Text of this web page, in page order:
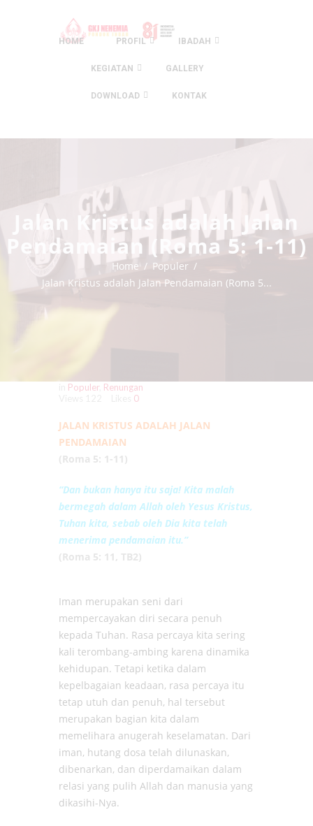
HOME PROFIL IBADAH
KEGIATAN GALLERY
DOWNLOAD KONTAK
Jalan Kristus adalah Jalan
Pendamaian (Roma 5: 1-11)
Home
Populer
Jalan Kristus adalah Jalan Pendamaian (Roma 5...
Populer, Renungan
0
JALAN KRISTUS ADALAH JALAN
PENDAMAIAN
(Roma 5: 1-11)
“Dan bukan hanya itu saja! Kita malah
bermegah dalam Allah oleh Yesus Kristus,
Tuhan kita, sebab oleh Dia kita telah
menerima pendamaian itu.”
(Roma 5: 11, TB2)
Iman merupakan seni dari
mempercayakan diri secara penuh
kepada Tuhan. Rasa percaya kita sering
kali terombang-ambing karena dinamika
kehidupan. Tetapi ketika dalam
kepelbagaian keadaan, rasa percaya itu
tetap utuh dan penuh, hal tersebut
merupakan bagian kita dalam
memelihara anugerah keselamatan. Dari
iman, hutang dosa telah dilunaskan,
dibenarkan, dan diperdamaikan dalam
relasi yang pulih Allah dan manusia yang
dikasihi-Nya.